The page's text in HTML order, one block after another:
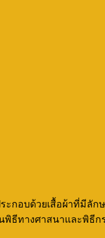
กอบด้วยเสื้อผ้าที่มีลั
ทางศาสนาและพิธีก